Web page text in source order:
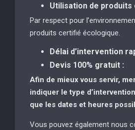
Utilisation de produits
Par respect pour
produits certifié écologique.
Délai d’intervention
Devis 100% gratuit :
Afin de mieux vous servir,
indiquer le type
que les dates et heures
Vous pouvez également nous